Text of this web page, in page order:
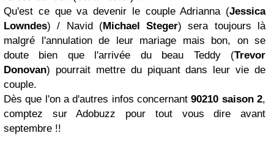
Qu'est ce que va devenir le couple Adrianna (Jessica
Lowndes) / Navid (Michael Steger) sera toujours là
malgré l'annulation de leur mariage mais bon, on se
doute bien que l'arrivée du beau Teddy (Trevor
Donovan) pourrait mettre du piquant dans leur vie de
couple.
Dès que l'on a d'autres infos concernant90210 saison 2,
comptez sur Adobuzz pour tout vous dire avant
septembre !!